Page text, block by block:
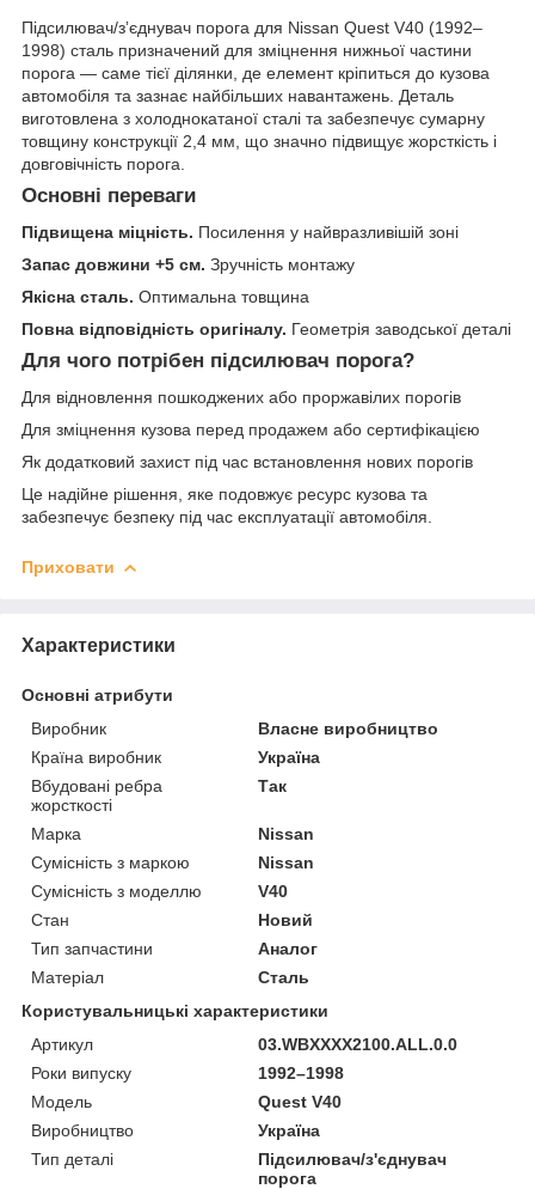
Підсилювач/зʼєднувач порога для Nissan Quest V40 (1992–
1998) сталь призначений для зміцнення нижньої частини
порога — саме тієї ділянки, де елемент кріпиться до кузова
автомобіля та зазнає найбільших навантажень. Деталь
виготовлена з холоднокатаної сталі та забезпечує сумарну
товщину конструкції 2,4 мм, що значно підвищує жорсткість і
довговічність порога.
Основні переваги
Підвищена міцність. Посилення у найвразливішій зоні
Запас довжини +5 см. Зручність монтажу
Якісна сталь. Оптимальна товщина
Повна відповідність оригіналу. Геометрія заводської деталі
Для чого потрібен підсилювач порога?
Для відновлення пошкоджених або проржавілих порогів
Для зміцнення кузова перед продажем або сертифікацією
Як додатковий захист під час встановлення нових порогів
Це надійне рішення, яке подовжує ресурс кузова та
забезпечує безпеку під час експлуатації автомобіля.
Приховати
Характеристики
Основні атрибути
Виробник
Власне виробництво
Країна виробник
Україна
Вбудовані ребра
жорсткості
Так
Марка
Nissan
Сумісність з маркою
Nissan
Сумісність з моделлю
V40
Стан
Новий
Тип запчастини
Аналог
Матеріал
Сталь
Користувальницькі характеристики
Артикул
03.WBXXXX2100.ALL.0.0
Роки випуску
1992–1998
Мoдель
Quest V40
Виробництво
Україна
Тип деталі
Підсилювач/з'єднувач
порога